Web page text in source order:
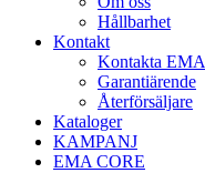
Hållbarhet
Kontakt
Kontakta EMA
Garantiärende
Återförsäljare
Kataloger
KAMPANJ
EMA CORE